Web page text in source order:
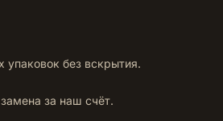
упаковок без вскрытия.
за наш счёт.